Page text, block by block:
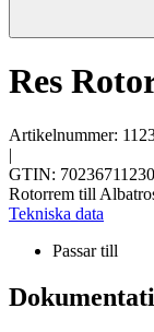
Res
Artikelnummer:
|
GTIN:
Rotorrem till
Tekniska data
Passar till